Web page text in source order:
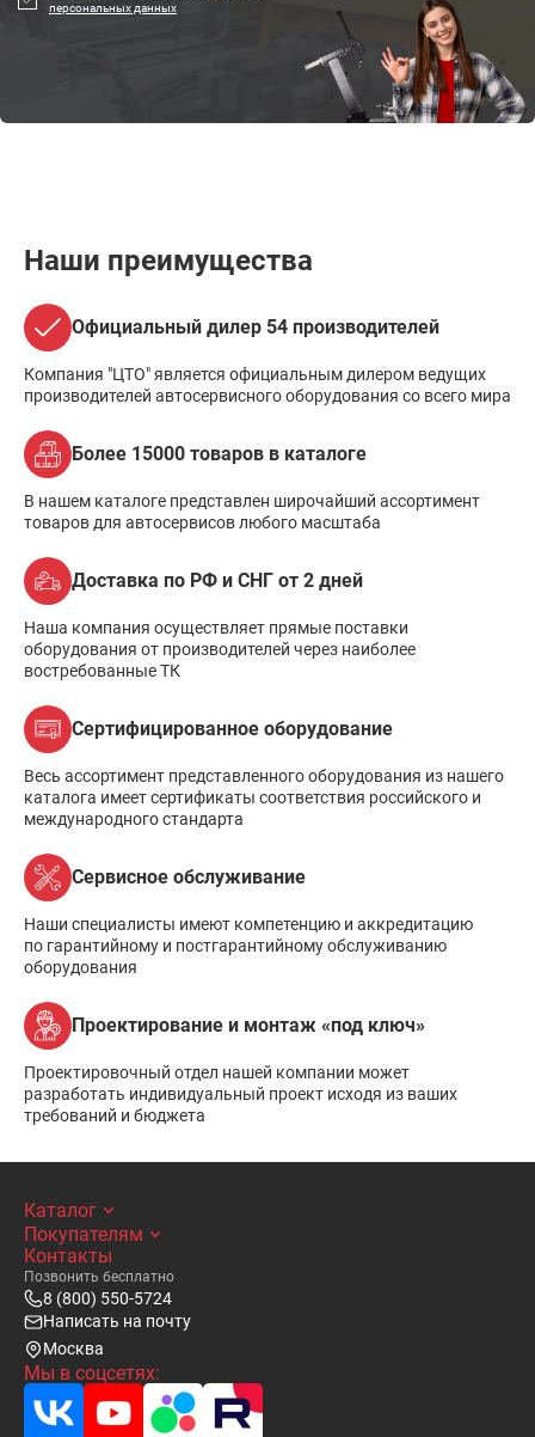
персональных данных
Наши преимущества
Официальный дилер 54 производителей
Компания "ЦТО" является официальным дилером ведущих
производителей автосервисного оборудования со всего мира
Более 15000 товаров в каталоге
В нашем каталоге представлен широчайший ассортимент
товаров для автосервисов любого масштаба
Доставка по РФ и СНГ от 2 дней
Наша компания осуществляет прямые поставки
оборудования от производителей через наиболее
востребованные ТК
Сертифицированное оборудование
Весь ассортимент представленного оборудования из нашего
каталога имеет сертификаты соответствия российского и
международного стандарта
Сервисное обслуживание
Наши специалисты имеют компетенцию и аккредитацию
по гарантийному и постгарантийному обслуживанию
оборудования
Проектирование и монтаж «под ключ»
Проектировочный отдел нашей компании может
разработать индивидуальный проект исходя из ваших
требований и бюджета
Каталог
Покупателям
Контакты
Позвонить бесплатно
8 (800) 550-5724
Написать на почту
Москва
Мы в соцсетях: